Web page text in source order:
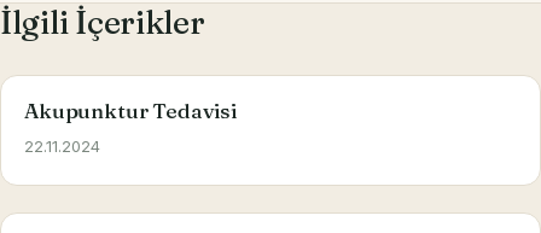
İlgili İçerikler
Akupunktur Tedavisi
22.11.2024